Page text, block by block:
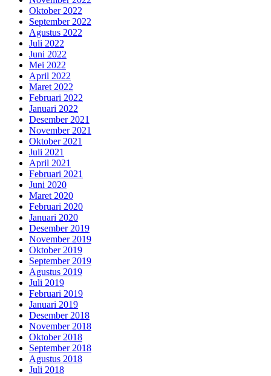
Oktober 2022
September 2022
Agustus 2022
Juli 2022
Juni 2022
Mei 2022
April 2022
Maret 2022
Februari 2022
Januari 2022
Desember 2021
November 2021
Oktober 2021
Juli 2021
April 2021
Februari 2021
Juni 2020
Maret 2020
Februari 2020
Januari 2020
Desember 2019
November 2019
Oktober 2019
September 2019
Agustus 2019
Juli 2019
Februari 2019
Januari 2019
Desember 2018
November 2018
Oktober 2018
September 2018
Agustus 2018
Juli 2018